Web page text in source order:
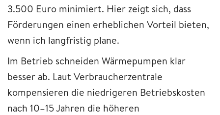
3.500 Euro minimiert. Hier zeigt sich, dass
Förderungen einen erheblichen Vorteil bieten,
wenn ich langfristig plane.
Im Betrieb schneiden Wärmepumpen klar
besser ab. Laut Verbraucherzentrale
kompensieren die niedrigeren Betriebskosten
nach 10–15 Jahren die höheren